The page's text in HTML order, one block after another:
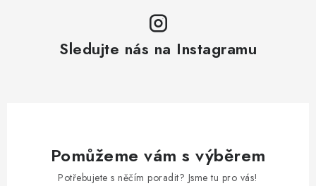
Sledujte nás na Instagramu
Pomůžeme vám s výběrem
Potřebujete s něčím poradit? Jsme tu pro vás!